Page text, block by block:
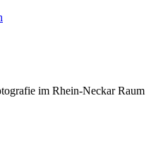
im Rhein-Neckar Raum